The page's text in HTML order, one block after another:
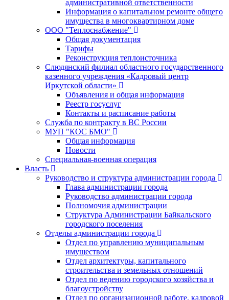
административной ответственности
Информация о капитальном ремонте общего
имущества в многоквартирном доме
ООО "Теплоснабжение"
Общая документация
Тарифы
Реконструкция теплоисточника
Слюдянский филиал областного государственного
казенного учреждения «Кадровый центр
Иркутской области»
Объявления и общая информация
Реестр госуслуг
Контакты и расписание работы
Служба по контракту в ВС России
МУП "КОС БМО"
Общая информация
Новости
Специальная-военная операция
Власть
Руководство и структура администрации города
Глава администрации города
Руководство администрации города
Полномочия администрации
Структура Администрации Байкальского
городского поселения
Отделы администрации города
Отдел по управлению муниципальным
имуществом
Отдел архитектуры, капитального
строительства и земельных отношений
Отдел по ведению городского хозяйства и
благоустройству
Отдел по организационной работе, кадровой